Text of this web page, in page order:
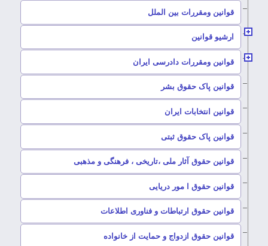
قوانین ومقررات بین الملل
ارشیو قوانین
قوانین ومقررات دادرسی ایران
قوانین پاک حقوق بشر
قوانین انتخابات ایران
قوانین پاک حقوق ثبتی
قوانین حقوق آثار ملی ،تاریخی ، فرهنگی و مذهبی
قوانین حقوق ا مور دریایی
قوانین حقوق ارتباطات و فناوری اطلاعات
قوانین حقوق ازدواج و حمایت از خانواده